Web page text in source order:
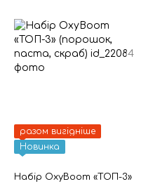
разом вигідніше
Новинка
Набір OxyBoom «ТОП-3»